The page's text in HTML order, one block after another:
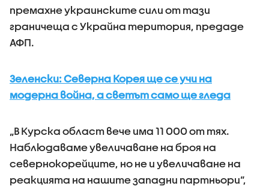
премахне украинските сили от тази
граничеща с Украйна територия, предаде
АФП.
Зеленски: Северна Корея ще се учи на
модерна война, а светът само ще гледа
„В Курска област вече има 11 000 от тях.
Наблюдаваме увеличаване на броя на
севернокорейците, но не и увеличаване на
реакцията на нашите западни партньори“,